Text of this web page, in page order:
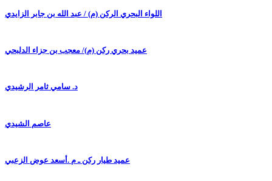
اللواء البحري الركن (م) / عبد الله بن جابر الزايدي
عميد بحري ركن (م)/ معجب بن جزاء الدلبحي
د. سامي ثامر الرشيدي
عاصم الشيدي
عميد طيار ركن ـ م .أسعد عوض الزعبي